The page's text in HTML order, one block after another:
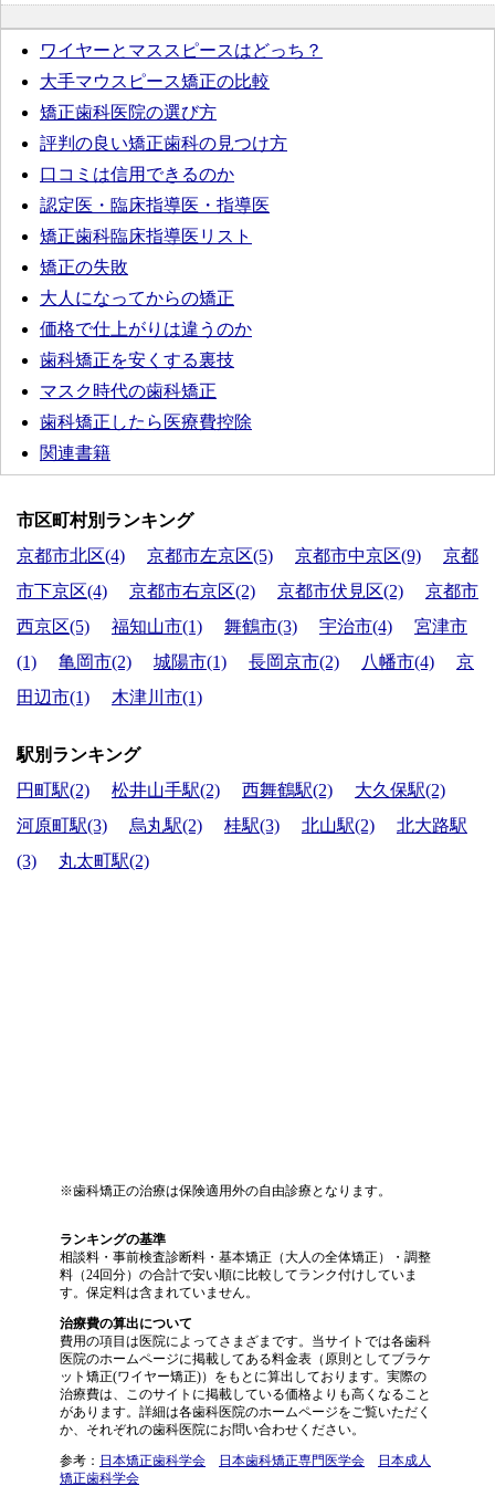
ワイヤーとマススピースはどっち？
大手マウスピース矯正の比較
矯正歯科医院の選び方
評判の良い矯正歯科の見つけ方
口コミは信用できるのか
認定医・臨床指導医・指導医
矯正歯科臨床指導医リスト
矯正の失敗
大人になってからの矯正
価格で仕上がりは違うのか
歯科矯正を安くする裏技
マスク時代の歯科矯正
歯科矯正したら医療費控除
関連書籍
市区町村別ランキング
京都市北区(4)
京都市左京区(5) 京都市中京区(9)
京都
市下京区(4)
京都市右京区(2) 京都市伏見区(2)
京都市
西京区(5)
福知山市(1) 舞鶴市(3) 宇治市(4)
宮津市
(1)
亀岡市(2) 城陽市(1) 長岡京市(2) 八幡市(4)
京
田辺市(1)
木津川市(1)
駅別ランキング
円町駅(2)
松井山手駅(2) 西舞鶴駅(2)
大久保駅(2)
河原町駅(3)
烏丸駅(2) 桂駅(3) 北山駅(2)
北大路駅
(3)
丸太町駅(2)
※歯科矯正の治療は保険適用外の自由診療となります。
ランキングの基準
相談料・事前検査診断料・基本矯正（大人の全体矯正）・調整
料（24回分）の合計で安い順に比較してランク付けしていま
す。保定料は含まれていません。
治療費の算出について
費用の項目は医院によってさまざまです。当サイトでは各歯科
医院のホームページに掲載してある料金表（原則としてブラケ
ット矯正(ワイヤー矯正)）をもとに算出しております。実際の
治療費は、このサイトに掲載している価格よりも高くなること
があります。詳細は各歯科医院のホームページをご覧いただく
か、それぞれの歯科医院にお問い合わせください。
参考： 日本矯正歯科学会 日本歯科矯正専門医学会
日本成人
矯正歯科学会